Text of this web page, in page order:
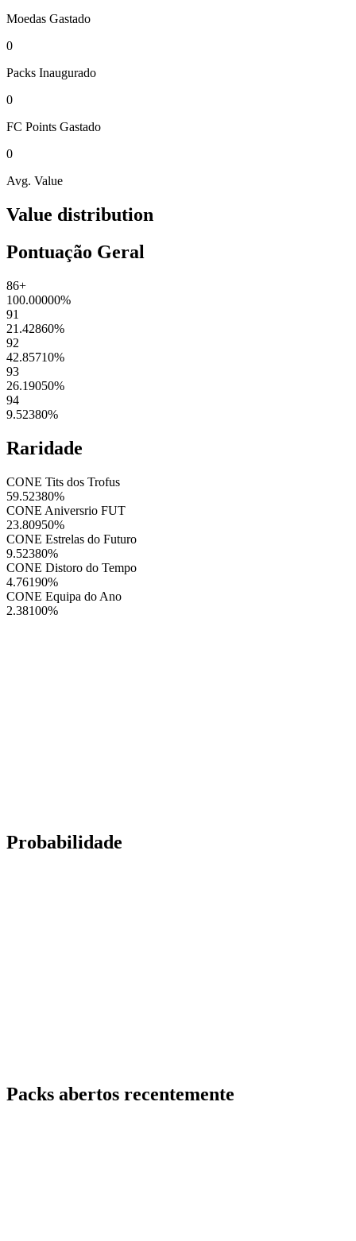
Moedas Gastado
0
Packs Inaugurado
0
FC Points Gastado
0
Avg. Value
Value distribution
Pontuação Geral
86+
100.00000%
91
21.42860%
92
42.85710%
93
26.19050%
94
9.52380%
Raridade
CONE Tits dos Trofus
59.52380%
CONE Aniversrio FUT
23.80950%
CONE Estrelas do Futuro
9.52380%
CONE Distoro do Tempo
4.76190%
CONE Equipa do Ano
2.38100%
Probabilidade
Packs abertos recentemente